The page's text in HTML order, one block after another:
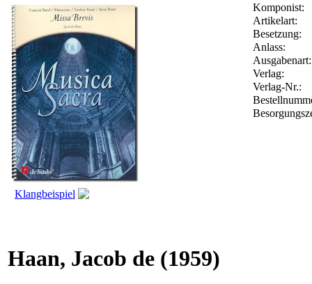
Klangbeispiel
Komponist:
Artikelart:
Besetzung:
Anlass:
Ausgabenart:
Verlag:
Verlag-Nr.:
Haan, Jacob de (1959)